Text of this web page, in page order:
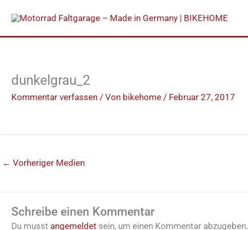
Inhalt
springen
dunkelgrau_2
Kommentar verfassen / Von bikehome / Februar 27, 2017
← Vorheriger Medien
Schreibe einen Kommentar
Du musst angemeldet sein, um einen Kommentar abzugeben.